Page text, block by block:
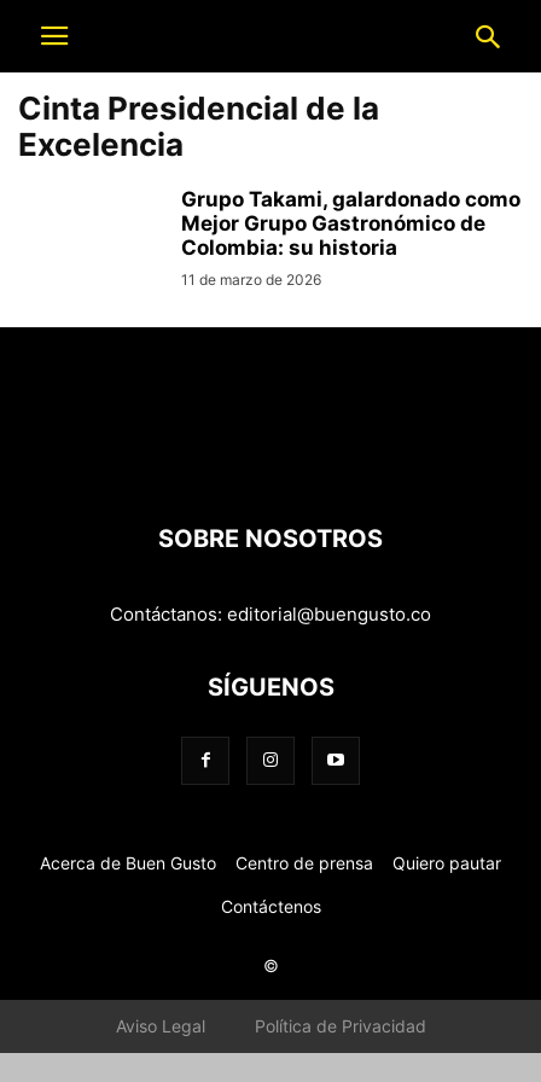
Cinta Presidencial de la
Excelencia
Grupo Takami, galardonado como
Mejor Grupo Gastronómico de
Colombia: su historia
11 de marzo de 2026
SOBRE NOSOTROS
Contáctanos: editorial@buengusto.co
SÍGUENOS
Acerca de Buen Gusto Centro de prensa Quiero pautar
Contáctenos
©
Aviso Legal Política de Privacidad